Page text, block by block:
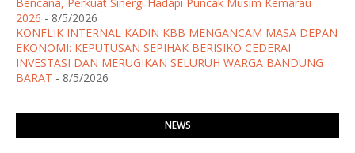
Bencana, Perkuat Sinergi Hadapi Puncak Musim Kemarau
2026 - 8/5/2026
KONFLIK INTERNAL KADIN KBB MENGANCAM MASA DEPAN
EKONOMI: KEPUTUSAN SEPIHAK BERISIKO CEDERAI
INVESTASI DAN MERUGIKAN SELURUH WARGA BANDUNG
BARAT - 8/5/2026
NEWS